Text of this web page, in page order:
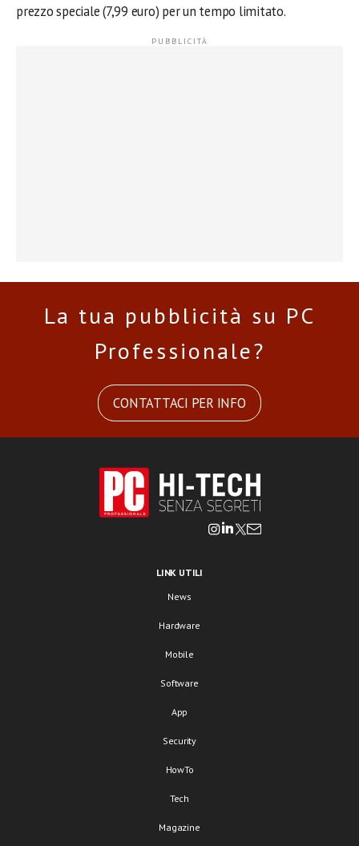
prezzo speciale (7,99 euro) per un tempo limitato.
La tua pubblicità su PC
Professionale?
CONTATTACI PER INFO
LINK UTILI
News
Hardware
Mobile
Software
App
Security
HowTo
Tech
Magazine